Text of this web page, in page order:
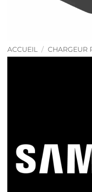
ACCUEIL / CHARGEUR